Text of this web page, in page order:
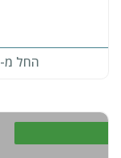
החל מ-